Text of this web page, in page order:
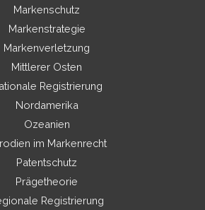
Markenschutz
Markenstrategie
Markenverletzung
Mittlerer Osten
Registrierung
Nordamerika
Ozeanien
im Markenrecht
Patentschutz
Prägetheorie
Registrierung